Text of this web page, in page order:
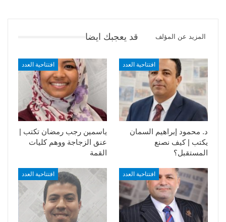
قد يعجبك ايضا المزيد عن المؤلف
افتتاحية العدد
ياسمين رجب رمضان تكتب |
عنق الزجاجة ووهم كليات
القمة
افتتاحية العدد
د. محمود إبراهيم السمان
يكتب | كيف نصنع
المستقبل؟
افتتاحية العدد افتتاحية العدد